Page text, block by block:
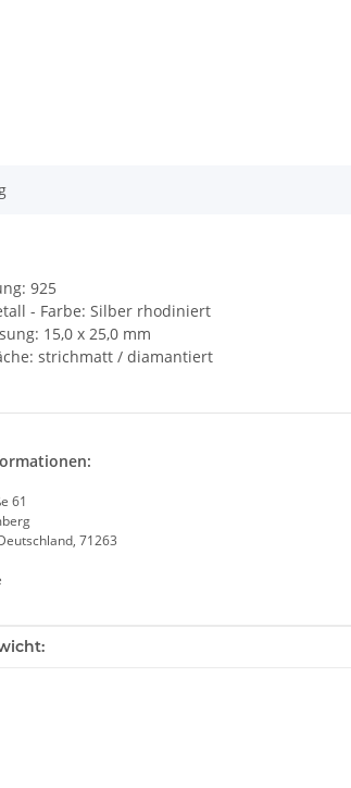
925
- Farbe: Silber rhodiniert
15,0 x 25,0 mm
strichmatt / diamantiert
61
71263